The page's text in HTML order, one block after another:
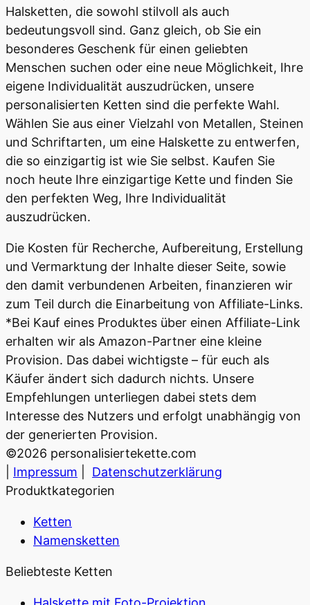
Halsketten, die sowohl stilvoll als auch
bedeutungsvoll sind. Ganz gleich, ob Sie ein
besonderes Geschenk für einen geliebten
Menschen suchen oder eine neue Möglichkeit, Ihre
eigene Individualität auszudrücken, unsere
personalisierten Ketten sind die perfekte Wahl.
Wählen Sie aus einer Vielzahl von Metallen, Steinen
und Schriftarten, um eine Halskette zu entwerfen,
die so einzigartig ist wie Sie selbst. Kaufen Sie
noch heute Ihre einzigartige Kette und finden Sie
den perfekten Weg, Ihre Individualität
auszudrücken.
Die Kosten für Recherche, Aufbereitung, Erstellung
und Vermarktung der Inhalte dieser Seite, sowie
den damit verbundenen Arbeiten, finanzieren wir
zum Teil durch die Einarbeitung von Affiliate-Links.
*Bei Kauf eines Produktes über einen Affiliate-Link
erhalten wir als Amazon-Partner eine kleine
Provision. Das dabei wichtigste – für euch als
Käufer ändert sich dadurch nichts. Unsere
Empfehlungen unterliegen dabei stets dem
Interesse des Nutzers und erfolgt unabhängig von
der generierten Provision.
©2026 personalisiertekette.com
Impressum
Datenschutzerklärung
Produktkategorien
Ketten
Namensketten
Beliebteste Ketten